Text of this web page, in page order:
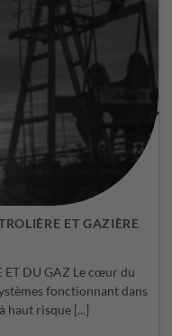
ET GAZIÈRE">
ET GAZIÈRE
ET DU GAZ Le cœur du
fonctionnant dans
haut risque [...]